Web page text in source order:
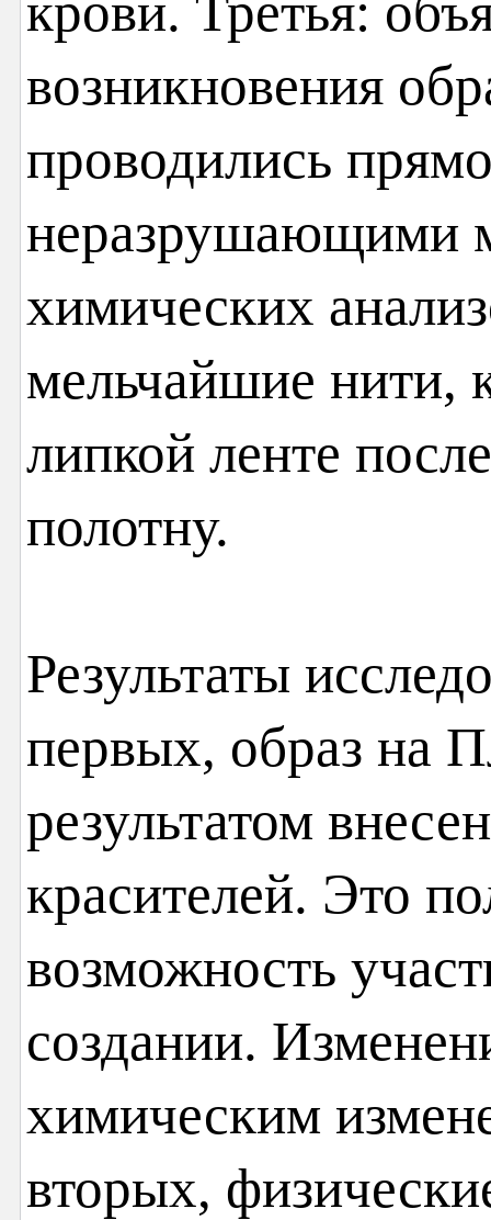
возникновения
проводились
неразрушающими
химических
мельчайшие нити,
липкой ленте
полотну.
Результаты
первых, образ на
результатом
красителей. Это
возможность
создании.
химическим
вторых,